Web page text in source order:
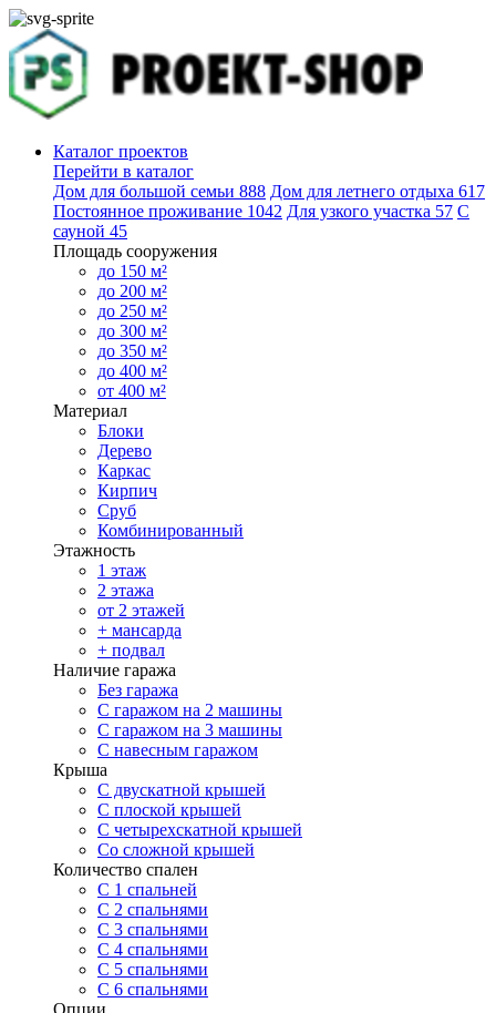
Каталог проектов
Перейти в каталог
Дом для большой семьи 888 Дом для летнего отдыха 617
Постоянное проживание 1042 Для узкого участка 57 С
сауной 45
Площадь сооружения
до 150 м²
до 200 м²
до 250 м²
до 300 м²
до 350 м²
до 400 м²
от 400 м²
Материал
Блоки
Дерево
Каркас
Кирпич
Сруб
Комбинированный
Этажность
1 этаж
2 этажа
от 2 этажей
+ мансарда
+ подвал
Наличие гаража
Без гаража
С гаражом на 2 машины
С гаражом на 3 машины
С навесным гаражом
Крыша
С двускатной крышей
С плоской крышей
С четырехскатной крышей
Со сложной крышей
Количество спален
С 1 спальней
С 2 спальнями
С 3 спальнями
С 4 спальнями
С 5 спальнями
С 6 спальнями
Опции